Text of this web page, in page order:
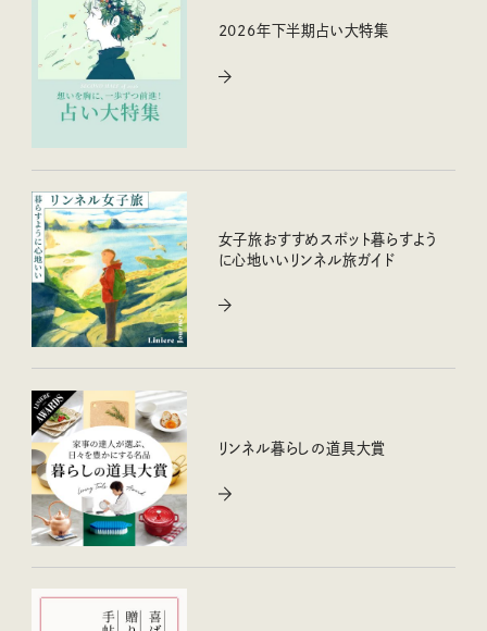
2026年下半期占い大特集
女子旅おすすめスポット暮らすよう
に心地いいリンネル旅ガイド
リンネル暮らしの道具大賞